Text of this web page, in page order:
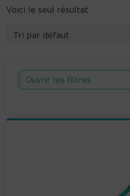
Voici le seul résultat
Ouvrir les filtres